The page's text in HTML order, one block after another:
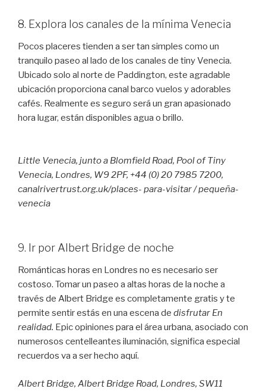
8. Explora los canales de la mínima Venecia
Pocos placeres tienden a ser tan simples como un
tranquilo paseo al lado de los canales de tiny Venecia.
Ubicado solo al norte de Paddington, este agradable
ubicación proporciona canal barco vuelos y adorables
cafés. Realmente es seguro será un gran apasionado
hora lugar, están disponibles agua o brillo.
Little Venecia, junto a Blomfield Road, Pool of Tiny
Venecia, Londres, W9 2PF, +44 (0) 20 7985 7200,
canalrivertrust.org.uk/places- para-visitar / pequeña-
venecia
9. Ir por Albert Bridge de noche
Románticas horas en Londres no es necesario ser
costoso. Tomar un paseo a altas horas de la noche a
través de Albert Bridge es completamente gratis y te
permite sentir estás en una escena de disfrutar En
realidad. Epic opiniones para el área urbana, asociado con
numerosos centelleantes iluminación, significa especial
recuerdos va a ser hecho aquí.
Albert Bridge, Albert Bridge Road, Londres, SW11